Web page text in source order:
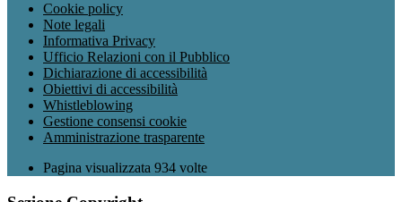
Cookie policy
Note legali
Informativa Privacy
Ufficio Relazioni con il Pubblico
Dichiarazione di accessibilità
Obiettivi di accessibilità
Whistleblowing
Gestione consensi cookie
Amministrazione trasparente
Pagina visualizzata 934 volte